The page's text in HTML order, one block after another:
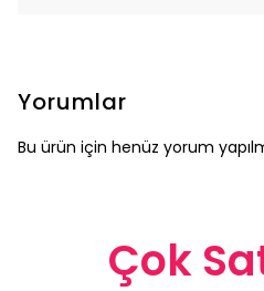
Yorumlar
Bu ürün için henüz yorum
Çok